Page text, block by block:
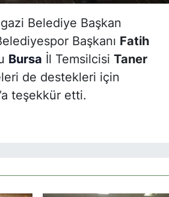
Belediye Başkan
Başkanı Fatih
Bursa İl Temsilcisi Taner
de destekleri için
teşekkür etti.